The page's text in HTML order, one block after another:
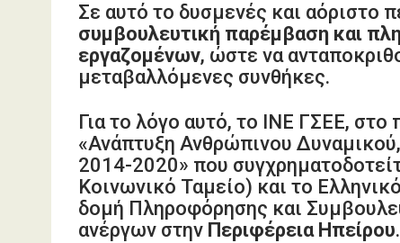
Σε αυτό το δυσμενές και αόριστο
συμβουλευτική παρέμβαση και
εργαζομένων, ώστε να
μεταβαλλόμενες συνθήκες.
Για το λόγο αυτό, το ΙΝΕ ΓΣΕΕ,
«Ανάπτυξη Ανθρώπινου
2014-2020» που
Κοινωνικό Ταμείο) και το
δομή Πληροφόρησης και
ανέργων στην Περιφέρεια Ηπείρου.